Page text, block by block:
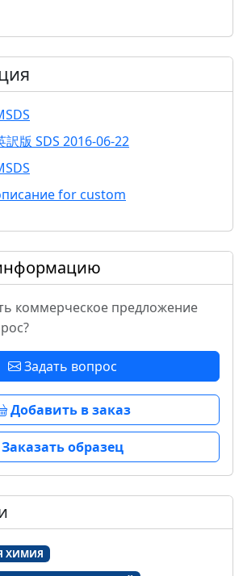
訳版 SDS 2016-06-22
for custom
коммерческое предложение
Задать вопрос
Добавить в заказ
Заказать образец
ХИМИЯ